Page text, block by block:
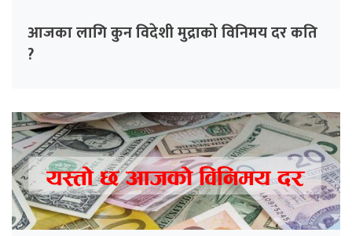
आजका लागि कुन विदेशी मुद्राको विनिमय दर कति
?